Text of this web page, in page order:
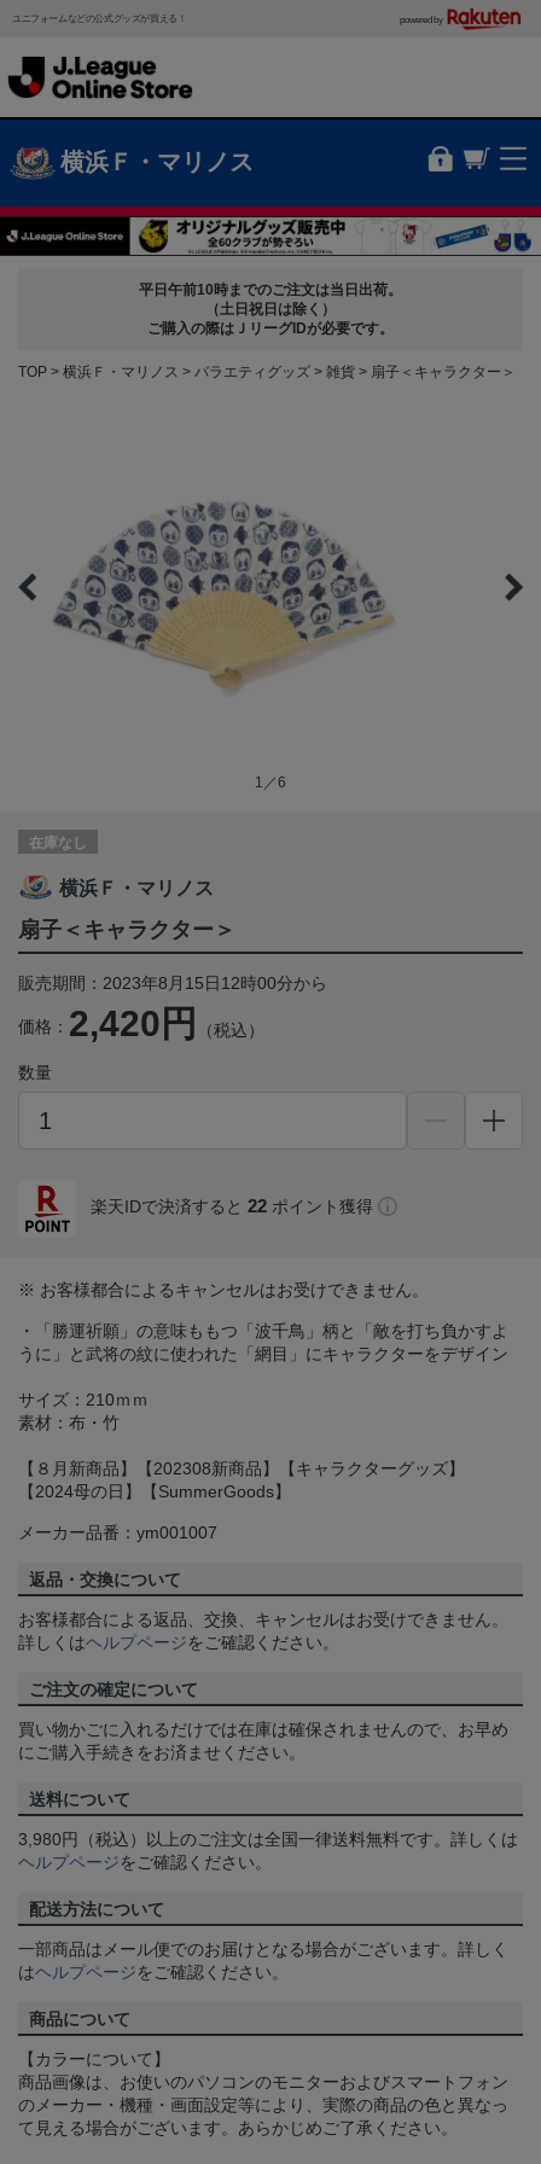
ユニフォームなどの公式グッズが買える！ powered by
横浜Ｆ・マリノス
平日午前10時までのご注文は当日出荷。
（土日祝日は除く）
ご購入の際はＪリーグIDが必要です。
TOP 横浜Ｆ・マリノス バラエティグッズ 雑貨 扇子＜キャラクター＞
1／6
在庫なし
横浜Ｆ・マリノス
扇子＜キャラクター＞
販売期間：2023年8月15日12時00分から
価格： 2,420円 （税込）
数量
楽天IDで決済すると 22 ポイント獲得
※ お客様都合によるキャンセルはお受けできません。
・「勝運祈願」の意味ももつ「波千鳥」柄と「敵を打ち負かすよ
うに」と武将の紋に使われた「網目」にキャラクターをデザイン
サイズ：210ｍｍ
素材：布・竹
【８月新商品】【202308新商品】【キャラクターグッズ】
【2024母の日】【SummerGoods】
メーカー品番：ym001007
返品・交換について
お客様都合による返品、交換、キャンセルはお受けできません。
詳しくはヘルプページをご確認ください。
ご注文の確定について
買い物かごに入れるだけでは在庫は確保されませんので、お早め
にご購入手続きをお済ませください。
送料について
3,980円（税込）以上のご注文は全国一律送料無料です。詳しくは
ヘルプページをご確認ください。
配送方法について
一部商品はメール便でのお届けとなる場合がございます。詳しく
はヘルプページをご確認ください。
商品について
【カラーについて】
商品画像は、お使いのパソコンのモニターおよびスマートフォン
のメーカー・機種・画面設定等により、実際の商品の色と異なっ
て見える場合がございます。あらかじめご了承ください。